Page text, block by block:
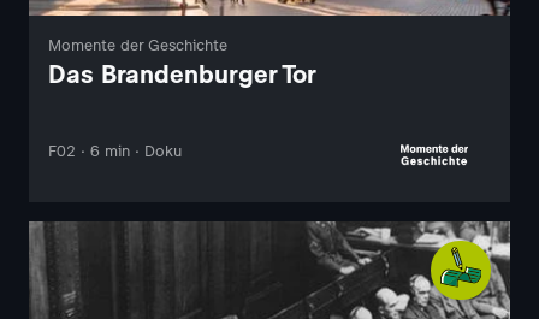
Momente der Geschichte
Das Brandenburger Tor
F02 · 6 min · Doku